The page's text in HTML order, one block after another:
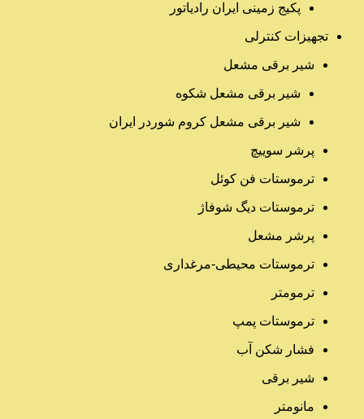
پکیج زمینی ایران رادیاتور
تجهیزات کنترلی
شیر برقی مشعل
شیر برقی مشعل شکوه
شیر برقی مشعل کروم شوردر ایران
پرشر سوییچ
ترموستات فن کوئل
ترموستات دیگ شوفاژ
پرشر مشعل
ترموستات محیطی-مرغداری
ترمومتر
ترموستات پمپ
فشار شکن آب
شیر برقی
مانومتر